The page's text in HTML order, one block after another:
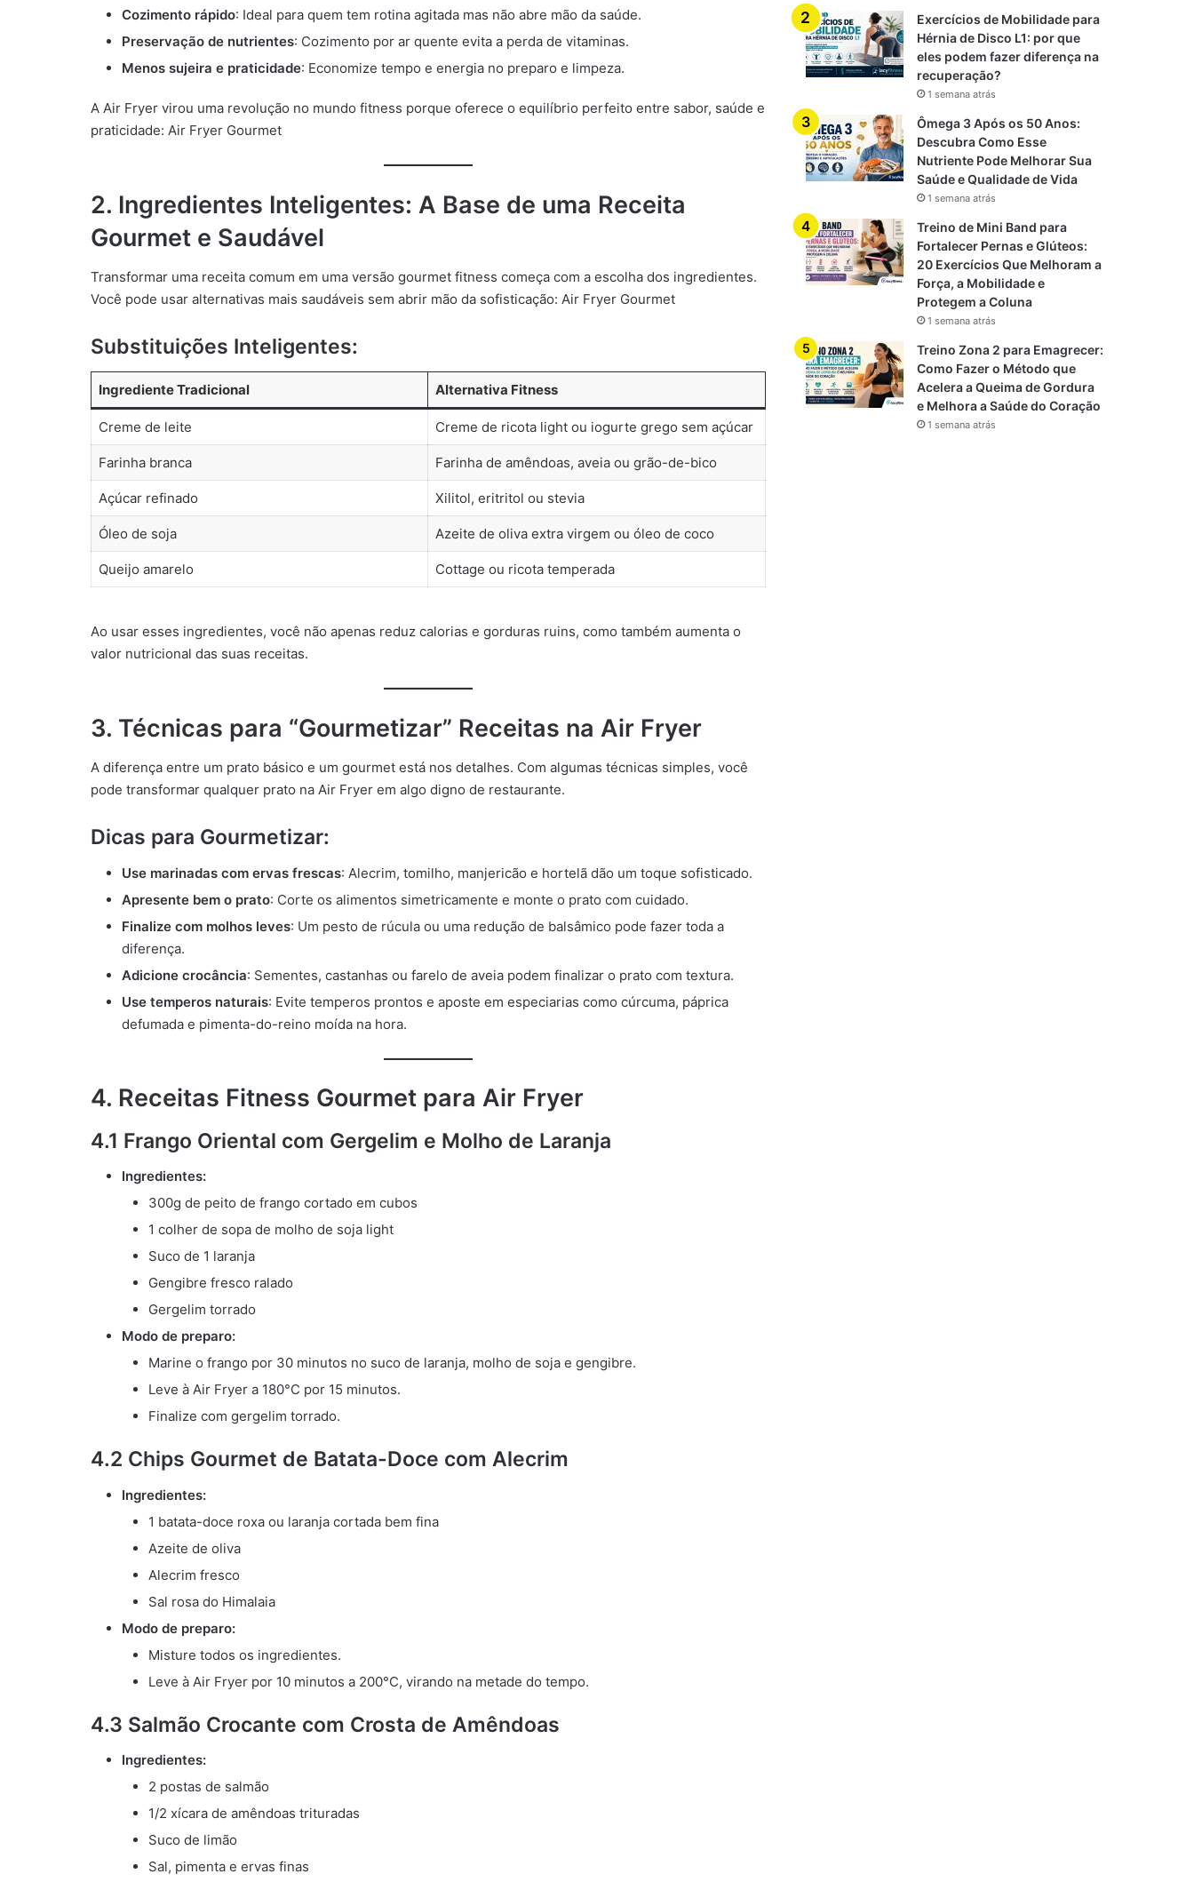
Cozimento rápido: Ideal para quem tem rotina agitada mas não abre mão da saúde.
Preservação de nutrientes: Cozimento por ar quente evita a perda de vitaminas.
Menos sujeira e praticidade: Economize tempo e energia no preparo e limpeza.
A Air Fryer virou uma revolução no mundo fitness porque oferece o equilíbrio perfeito entre sabor, saúde e
praticidade: Air Fryer Gourmet
2. Ingredientes Inteligentes: A Base de uma Receita
Gourmet e Saudável
Transformar uma receita comum em uma versão gourmet fitness começa com a escolha dos ingredientes.
Você pode usar alternativas mais saudáveis sem abrir mão da sofisticação: Air Fryer Gourmet
Substituições Inteligentes:
Ingrediente Tradicional Alternativa Fitness
Creme de leite Creme de ricota light ou iogurte grego sem açúcar
Farinha branca Farinha de amêndoas, aveia ou grão-de-bico
Açúcar refinado Xilitol, eritritol ou stevia
Óleo de soja Azeite de oliva extra virgem ou óleo de coco
Queijo amarelo Cottage ou ricota temperada
Ao usar esses ingredientes, você não apenas reduz calorias e gorduras ruins, como também aumenta o
valor nutricional das suas receitas.
3. Técnicas para “Gourmetizar” Receitas na Air Fryer
A diferença entre um prato básico e um gourmet está nos detalhes. Com algumas técnicas simples, você
pode transformar qualquer prato na Air Fryer em algo digno de restaurante.
Dicas para Gourmetizar:
Use marinadas com ervas frescas: Alecrim, tomilho, manjericão e hortelã dão um toque sofisticado.
Apresente bem o prato: Corte os alimentos simetricamente e monte o prato com cuidado.
Finalize com molhos leves: Um pesto de rúcula ou uma redução de balsâmico pode fazer toda a
diferença.
Adicione crocância: Sementes, castanhas ou farelo de aveia podem finalizar o prato com textura.
Use temperos naturais: Evite temperos prontos e aposte em especiarias como cúrcuma, páprica
defumada e pimenta-do-reino moída na hora.
4. Receitas Fitness Gourmet para Air Fryer
4.1 Frango Oriental com Gergelim e Molho de Laranja
Ingredientes:
300g de peito de frango cortado em cubos
1 colher de sopa de molho de soja light
Suco de 1 laranja
Gengibre fresco ralado
Gergelim torrado
Modo de preparo:
Marine o frango por 30 minutos no suco de laranja, molho de soja e gengibre.
Leve à Air Fryer a 180°C por 15 minutos.
Finalize com gergelim torrado.
4.2 Chips Gourmet de Batata-Doce com Alecrim
Ingredientes:
1 batata-doce roxa ou laranja cortada bem fina
Azeite de oliva
Alecrim fresco
Sal rosa do Himalaia
Modo de preparo:
Misture todos os ingredientes.
Leve à Air Fryer por 10 minutos a 200°C, virando na metade do tempo.
4.3 Salmão Crocante com Crosta de Amêndoas
Ingredientes:
2 postas de salmão
1/2 xícara de amêndoas trituradas
Suco de limão
Sal, pimenta e ervas finas
Exercícios de Mobilidade para
Hérnia de Disco L1: por que
eles podem fazer diferença na
recuperação?
1 semana atrás
Ômega 3 Após os 50 Anos:
Descubra Como Esse
Nutriente Pode Melhorar Sua
Saúde e Qualidade de Vida
1 semana atrás
Treino de Mini Band para
Fortalecer Pernas e Glúteos:
20 Exercícios Que Melhoram a
Força, a Mobilidade e
Protegem a Coluna
1 semana atrás
Treino Zona 2 para Emagrecer:
Como Fazer o Método que
Acelera a Queima de Gordura
e Melhora a Saúde do Coração
1 semana atrás